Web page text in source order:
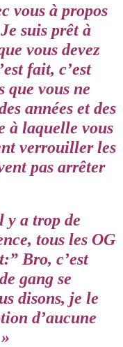
vous à propos
suis prêt à
vous devez
fait, c’est
que vous ne
années et des
à laquelle vous
verrouiller les
pas arrêter
y a trop de
tous les OG
Bro, c’est
gang se
disons, je le
d’aucune